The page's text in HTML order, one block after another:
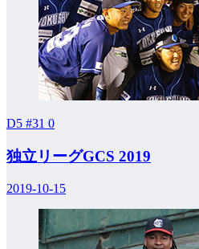
D5 #31 0
独立リーグGCS 2019
2019-10-15